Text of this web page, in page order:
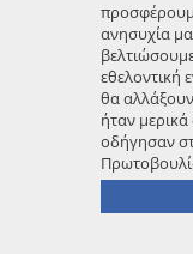
ανησυχία
εθελοντική
θα
ήταν
οδήγησαν